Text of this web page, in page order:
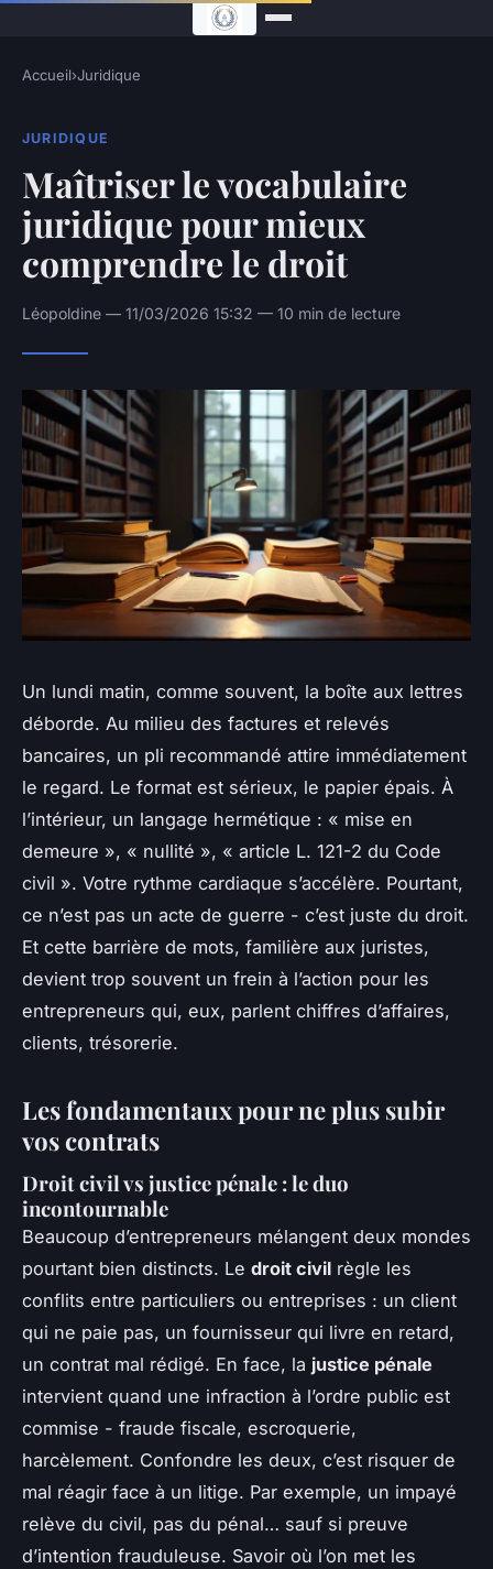
Accueil›Juridique
JURIDIQUE
Maîtriser le vocabulaire
juridique pour mieux
comprendre le droit
Léopoldine — 11/03/2026 15:32 — 10 min de lecture
Un lundi matin, comme souvent, la boîte aux lettres
déborde. Au milieu des factures et relevés
bancaires, un pli recommandé attire immédiatement
le regard. Le format est sérieux, le papier épais. À
l’intérieur, un langage hermétique : « mise en
demeure », « nullité », « article L. 121-2 du Code
civil ». Votre rythme cardiaque s’accélère. Pourtant,
ce n’est pas un acte de guerre - c’est juste du droit.
Et cette barrière de mots, familière aux juristes,
devient trop souvent un frein à l’action pour les
entrepreneurs qui, eux, parlent chiffres d’affaires,
clients, trésorerie.
Les fondamentaux pour ne plus subir
vos contrats
Droit civil vs justice pénale : le duo
incontournable
Beaucoup d’entrepreneurs mélangent deux mondes
pourtant bien distincts. Le droit civil règle les
conflits entre particuliers ou entreprises : un client
qui ne paie pas, un fournisseur qui livre en retard,
un contrat mal rédigé. En face, la justice pénale
intervient quand une infraction à l’ordre public est
commise - fraude fiscale, escroquerie,
harcèlement. Confondre les deux, c’est risquer de
mal réagir face à un litige. Par exemple, un impayé
relève du civil, pas du pénal… sauf si preuve
d’intention frauduleuse. Savoir où l’on met les